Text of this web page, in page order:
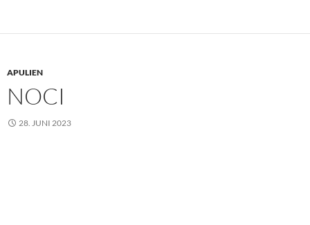
APULIEN
NOCI
28. JUNI 2023